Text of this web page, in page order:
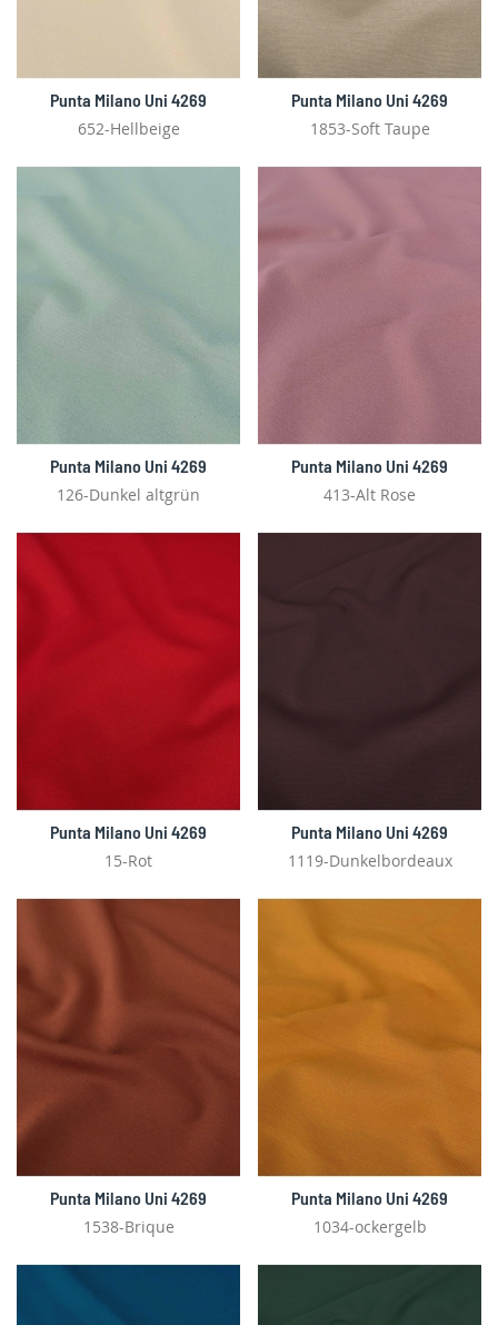
Punta Milano Uni 4269
652-Hellbeige
Punta Milano Uni 4269
1853-Soft Taupe
Punta Milano Uni 4269
126-Dunkel altgrün
Punta Milano Uni 4269
413-Alt Rose
Punta Milano Uni 4269
15-Rot
Punta Milano Uni 4269
1119-Dunkelbordeaux
Punta Milano Uni 4269
1538-Brique
Punta Milano Uni 4269
1034-ockergelb